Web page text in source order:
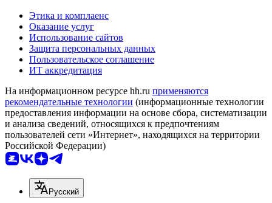
Этика и комплаенс
Оказание услуг
Использование сайтов
Защита персональных данных
Пользовательское соглашение
ИТ аккредитация
На информационном ресурсе hh.ru применяются
рекомендательные технологии (информационные технологии
предоставления информации на основе сбора, систематизации
и анализа сведений, относящихся к предпочтениям
пользователей сети «Интернет», находящихся на территории
Российской Федерации)
Русский